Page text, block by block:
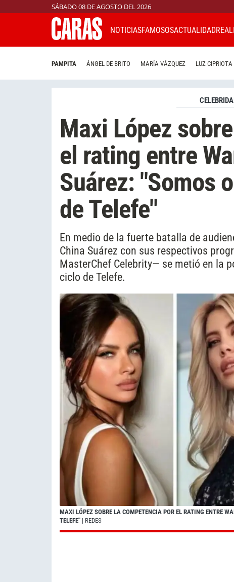
SÁBADO 08 DE AGOSTO DEL 2026
NOTICIASFAMOSOSACTUALIDAD
PAMPITA ÁNGEL DE BRITO MARÍA VÁZQUEZ LUZ CIPRIOTA
Maxi López
el rating entre
Suárez: "Somos
de Telefe"
En medio de la fuerte batalla de
China Suárez con sus respectivos
MasterChef Celebrity— se metió en la
ciclo de Telefe.
MAXI LÓPEZ SOBRE LA COMPETENCIA POR EL RATING ENTRE
TELEFE" | REDES